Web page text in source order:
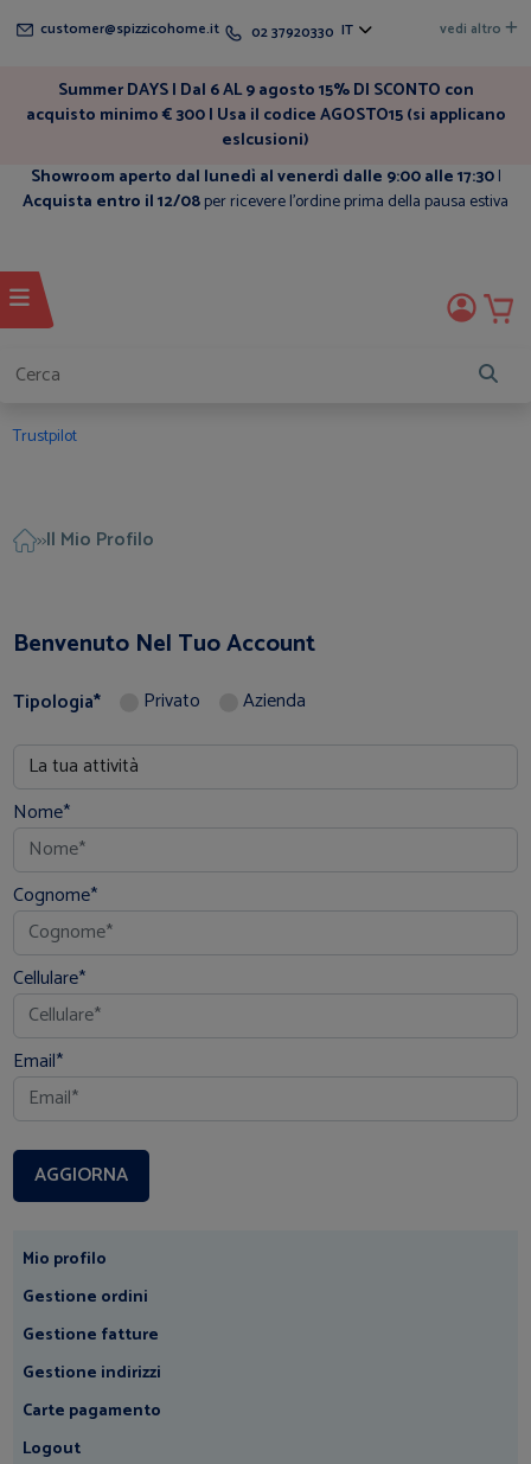
customer@spizzicohome.it 02 37920330 IT vedi altro
Summer DAYS | Dal 6 AL 9 agosto 15% DI SCONTO con
acquisto minimo € 300 | Usa il codice AGOSTO15 (si applicano
eslcusioni)
Showroom aperto dal lunedì al venerdì dalle 9:00 alle 17:30|
Acquista entro il 12/08per ricevere l'ordine prima della pausa estiva
Trustpilot
>>Il Mio Profilo
Benvenuto Nel Tuo Account
Tipologia* Privato Azienda
Nome*
Cognome*
Cellulare*
Email*
Mio profilo
Gestione ordini
Gestione fatture
Gestione indirizzi
Carte pagamento
Logout